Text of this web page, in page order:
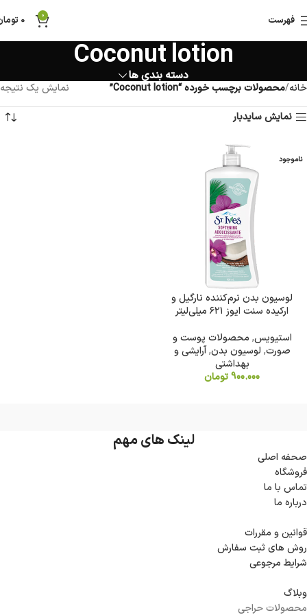
فهرست 0
0
Coconut lotion
دسته بندی ها
خانه محصولات برچسب خورده “Coconut lotion”
نمایش یک نتیجه
نمایش سایدبار
ناموجود
لوسیون بدن نرم‌کننده نارگیل و
ارکیده سنت ایوز ۶۲۱ میلی‌لیتر
استیویس, محصولات پوست و
صورت, لوسیون بدن,آرایشی و
بهداشتی
900.000تومان
لینک های مهم
صحفه اصلی
فروشگاه
تماس با ما
درباره ما
قوانین و مقررات
روش های ثبت سفارش
شرایط مرجوعی
وبلاگ
محصولات حراجی